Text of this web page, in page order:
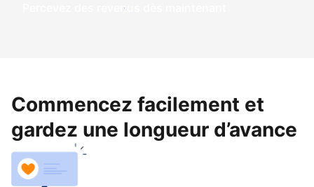
Percevez des revenus dès maintenant
Commencez facilement et
gardez une longueur d’avance